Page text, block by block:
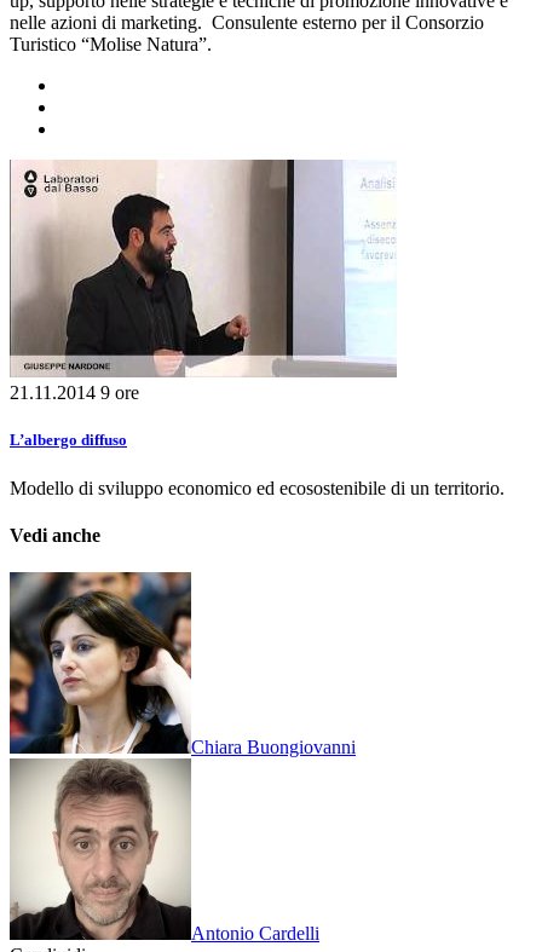
nelle azioni di marketing. Consulente esterno per il Consorzio
Turistico “Molise Natura”.
21.11.2014 9 ore
L’albergo diffuso
Modello di sviluppo economico ed ecosostenibile di un territorio.
Vedi anche
Chiara Buongiovanni
Antonio Cardelli